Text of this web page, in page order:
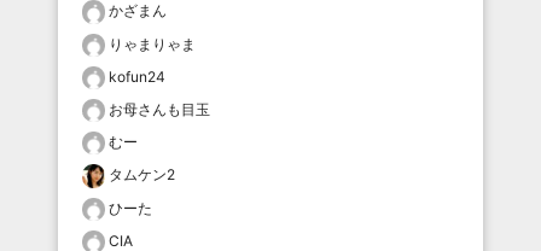
かざまん
りゃまりゃま
kofun24
お母さんも目玉
むー
タムケン2
ひーた
CIA